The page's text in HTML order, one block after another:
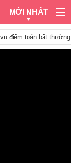
MỚI NHẤT
vụ điểm toán bất